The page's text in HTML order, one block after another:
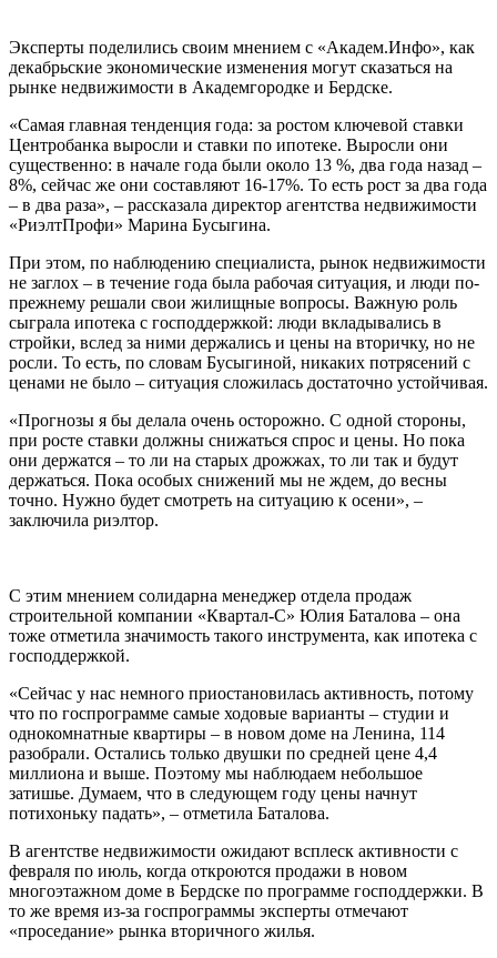
Эксперты поделились своим мнением с «Академ.Инфо», как
декабрьские экономические изменения могут сказаться на
рынке недвижимости в Академгородке и Бердске.
«Самая главная тенденция года: за ростом ключевой ставки
Центробанка выросли и ставки по ипотеке. Выросли они
существенно: в начале года были около 13 %, два года назад –
8%, сейчас же они составляют 16-17%. То есть рост за два года
– в два раза», – рассказала директор агентства недвижимости
«РиэлтПрофи» Марина Бусыгина.
При этом, по наблюдению специалиста, рынок недвижимости
не заглох – в течение года была рабочая ситуация, и люди по-
прежнему решали свои жилищные вопросы. Важную роль
сыграла ипотека с господдержкой: люди вкладывались в
стройки, вслед за ними держались и цены на вторичку, но не
росли. То есть, по словам Бусыгиной, никаких потрясений с
ценами не было – ситуация сложилась достаточно устойчивая.
«Прогнозы я бы делала очень осторожно. С одной стороны,
при росте ставки должны снижаться спрос и цены. Но пока
они держатся – то ли на старых дрожжах, то ли так и будут
держаться. Пока особых снижений мы не ждем, до весны
точно. Нужно будет смотреть на ситуацию к осени», –
заключила риэлтор.
С этим мнением солидарна менеджер отдела продаж
строительной компании «Квартал-С» Юлия Баталова – она
тоже отметила значимость такого инструмента, как ипотека с
господдержкой.
«Сейчас у нас немного приостановилась активность, потому
что по госпрограмме самые ходовые варианты – студии и
однокомнатные квартиры – в новом доме на Ленина, 114
разобрали. Остались только двушки по средней цене 4,4
миллиона и выше. Поэтому мы наблюдаем небольшое
затишье. Думаем, что в следующем году цены начнут
потихоньку падать», – отметила Баталова.
В агентстве недвижимости ожидают всплеск активности с
февраля по июль, когда откроются продажи в новом
многоэтажном доме в Бердске по программе господдержки. В
то же время из-за госпрограммы эксперты отмечают
«проседание» рынка вторичного жилья.